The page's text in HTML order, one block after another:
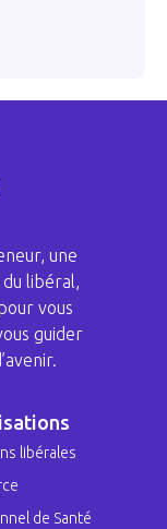
une
libéral,
vous
guider
libérales
de Santé